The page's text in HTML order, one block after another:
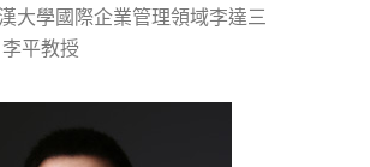
大學國際企業管理領域李達三
平教授